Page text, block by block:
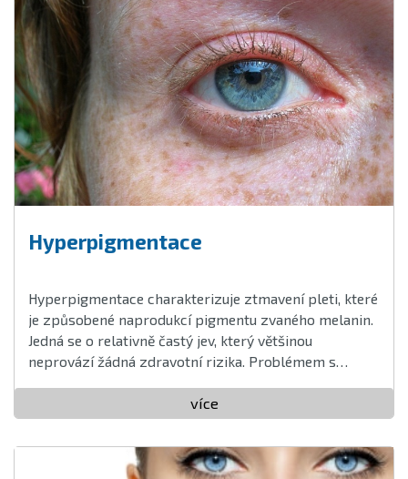
Hyperpigmentace
Hyperpigmentace charakterizuje ztmavení pleti, které
je způsobené naprodukcí pigmentu zvaného melanin.
Jedná se o relativně častý jev, který většinou
neprovází žádná zdravotní rizika. Problémem s
více